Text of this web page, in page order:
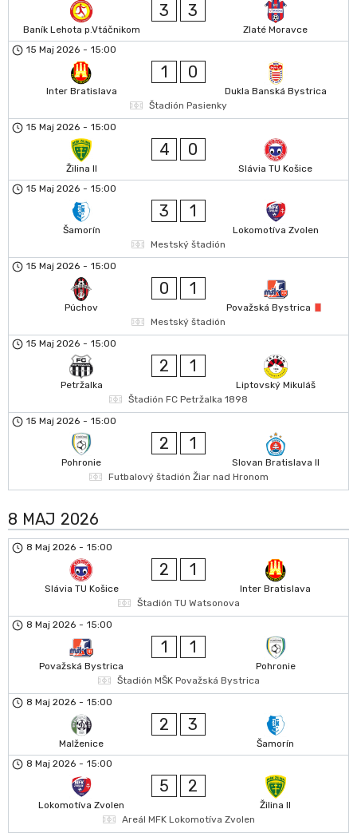
Baník Lehota p.Vtáčnikom
3 3
Zlaté Moravce
15 Maj 2026 - 15:00
Inter Bratislava
1 0
Dukla Banská Bystrica
Štadión Pasienky
15 Maj 2026 - 15:00
Žilina II
4 0
Slávia TU Košice
15 Maj 2026 - 15:00
Šamorín
3 1
Lokomotíva Zvolen
Mestský štadión
15 Maj 2026 - 15:00
Púchov
0 1
Považská Bystrica
Mestský štadión
15 Maj 2026 - 15:00
Petržalka
2 1
Liptovský Mikuláš
Štadión FC Petržalka 1898
15 Maj 2026 - 15:00
Pohronie
2 1
Slovan Bratislava II
Futbalový štadión Žiar nad Hronom
8 MAJ 2026
8 Maj 2026 - 15:00
Slávia TU Košice
2 1
Inter Bratislava
Štadión TU Watsonova
8 Maj 2026 - 15:00
Považská Bystrica
1 1
Pohronie
Štadión MŠK Považská Bystrica
8 Maj 2026 - 15:00
Malženice
2 3
Šamorín
8 Maj 2026 - 15:00
Lokomotíva Zvolen
5 2
Žilina II
Areál MFK Lokomotíva Zvolen